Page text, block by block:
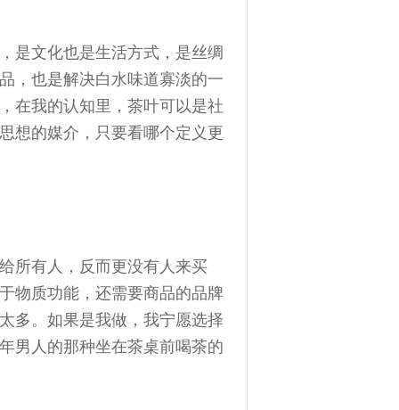
是文化也是生活方式，是丝绸
，也是解决白水味道寡淡的一
在我的认知里，茶叶可以是社
想的媒介，只要看哪个定义更
所有人，反而更没有人来买
物质功能，还需要商品的品牌
多。如果是我做，我宁愿选择
男人的那种坐在茶桌前喝茶的